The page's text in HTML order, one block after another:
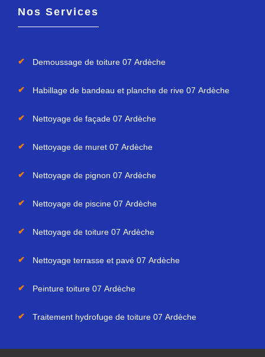
Nos Services
Demoussage de toiture 07 Ardèche
Habillage de bandeau et planche de rive 07 Ardèche
Nettoyage de façade 07 Ardèche
Nettoyage de muret 07 Ardèche
Nettoyage de pignon 07 Ardèche
Nettoyage de piscine 07 Ardèche
Nettoyage de toiture 07 Ardèche
Nettoyage terrasse et pavé 07 Ardèche
Peinture toiture 07 Ardèche
Traitement hydrofuge de toiture 07 Ardèche